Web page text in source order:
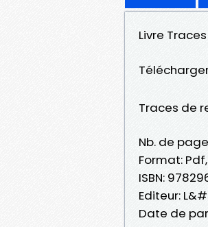
Livre
Traces de
Nb. de
Format: Pdf,
ISBN:
Editeur:
Date de